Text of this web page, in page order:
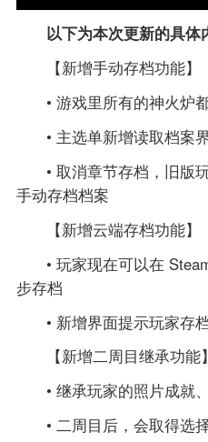
以下为本次更新的具体
【新增手动存档功能】
• 游戏里所有的神火炉
• 主选单新增读取档案
• 取消章节存档，旧版
手动存档档案
【新增云端存档功能】
• 玩家现在可以在
步存档
• 新增界面提示玩家存
【新增二周目继承功能】
• 继承玩家的照片成就
• 二周目后，会取得选